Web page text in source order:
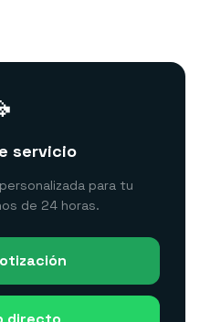
servicio
para tu
de 24 horas.